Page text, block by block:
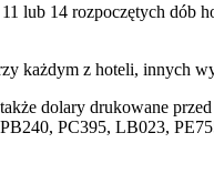
lub 14 rozpoczętych
każdym z hoteli, innych
dolary drukowane
PC395, LB023,